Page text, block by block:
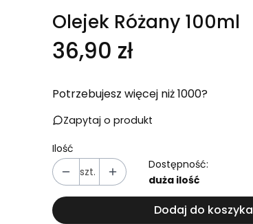
Olejek Różany 100ml
Cena
36,90 zł
Potrzebujesz więcej niż 1000?
Zapytaj o produkt
Ilość
szt.
Dostępność:
duża ilość
Dodaj do koszyka